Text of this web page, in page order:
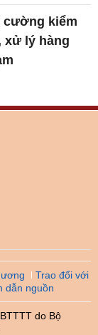
cường kiểm
xử lý hàng
Trao đổi với
dẫn nguồn
do Bộ